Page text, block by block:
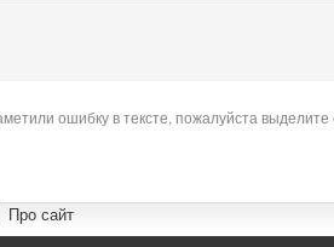
ошибку в тексте, пожалуйста
Про сайт